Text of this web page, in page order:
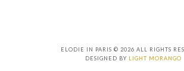
ELODIE IN PARIS © 2026 ALL RIGHTS
DESIGNED BY LIGHT MORANGO